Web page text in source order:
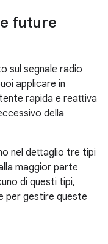
future
sul segnale radio
applicare in
rapida e reattiva
della
nel dettaglio tre tipi
maggior parte
di questi tipi,
per gestire queste